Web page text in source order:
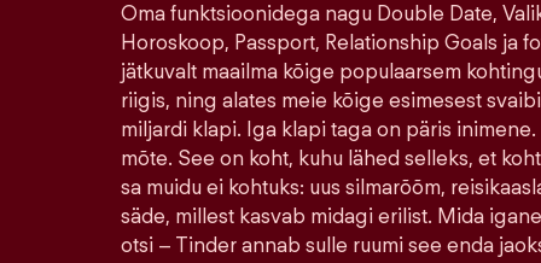
Oma funktsioonidega nagu Double Date,
Horoskoop, Passport, Relationship Goals ja
jätkuvalt maailma kõige populaarsem
riigis, ning alates meie kõige esimesest
miljardi klapi. Iga klapi taga on päris
mõte. See on koht, kuhu lähed selleks, et
sa muidu ei kohtuks: uus silmarõõm,
säde, millest kasvab midagi erilist. Mida
otsi – Tinder annab sulle ruumi see enda